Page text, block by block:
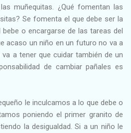
muñequitas. ¿Qué fomentan las
Se fomenta el que debe ser la
o encargarse de las tareas del
acaso un niño en un futuro no va a
a tener que cuidar también de un
de cambiar pañales es
le inculcamos a lo que debe o
poniendo el primer granito de
la desigualdad. Si a un niño le